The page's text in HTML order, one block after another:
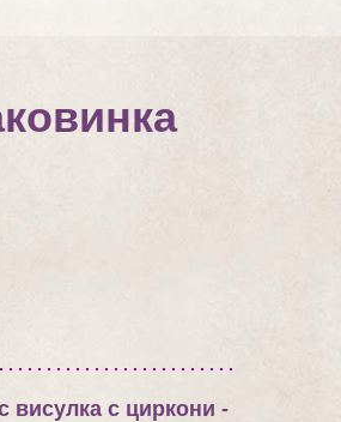
висулка с циркони -